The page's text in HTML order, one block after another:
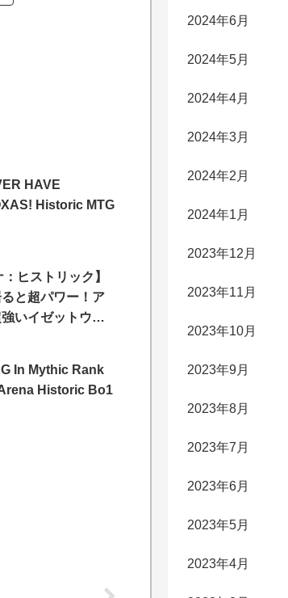
HAVE
Historic MTG
：ヒストリック】
と超パワー！ア
いイゼットウィ
In Mythic Rank
Historic Bo1
2024年6月
2024年5月
2024年4月
2024年3月
2024年2月
2024年1月
2023年12月
2023年11月
2023年10月
2023年9月
2023年8月
2023年7月
2023年6月
2023年5月
2023年4月